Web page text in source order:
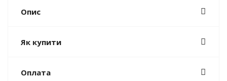
Опис
Як купити
Оплата